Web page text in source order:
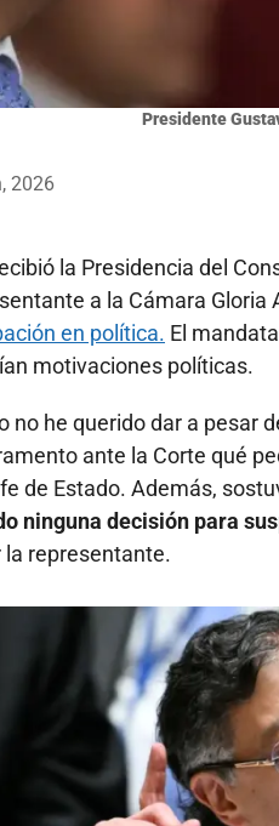
Presidente
2026
la Presidencia del
a la Cámara Gloria
en política. El
motivaciones políticas.
no he querido dar a
ante la Corte qué
de Estado. Además,
ninguna decisión para
representante.